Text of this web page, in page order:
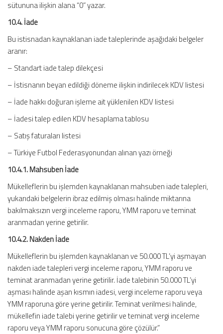
sütununa ilişkin alana “0” yazar.
10.4. İade
Bu istisnadan kaynaklanan iade taleplerinde aşağıdaki belgeler
aranır:
– Standart iade talep dilekçesi
– İstisnanın beyan edildiği döneme ilişkin indirilecek KDV listesi
– İade hakkı doğuran işleme ait yüklenilen KDV listesi
– İadesi talep edilen KDV hesaplama tablosu
– Satış faturaları listesi
– Türkiye Futbol Federasyonundan alınan yazı örneği
10.4.1. Mahsuben İade
Mükelleflerin bu işlemden kaynaklanan mahsuben iade talepleri,
yukarıdaki belgelerin ibraz edilmiş olması halinde miktarına
bakılmaksızın vergi inceleme raporu, YMM raporu ve teminat
aranmadan yerine getirilir.
10.4.2. Nakden İade
Mükelleflerin bu işlemden kaynaklanan ve 50.000 TL’yi aşmayan
nakden iade talepleri vergi inceleme raporu, YMM raporu ve
teminat aranmadan yerine getirilir. İade talebinin 50.000 TL’yi
aşması halinde aşan kısmın iadesi, vergi inceleme raporu veya
YMM raporuna göre yerine getirilir. Teminat verilmesi halinde,
mükellefin iade talebi yerine getirilir ve teminat vergi inceleme
raporu veya YMM raporu sonucuna göre çözülür.”